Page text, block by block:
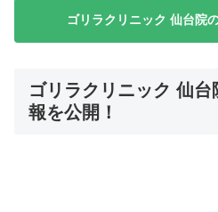
ゴリラクリニック 仙台院
ゴリラクリニック 仙
報を公開！